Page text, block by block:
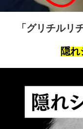
「グリチルリ
隠れ